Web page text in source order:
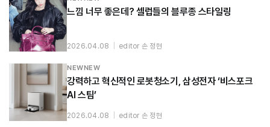
느낌 너무 좋은데? 셀럽들의 블루종 스타일링
2026.04.08 editor 손 정현
NEWNEW
강력하고 혁신적인 로봇청소기, 삼성전자 ‘비스포크
AI 스팀’
2026.04.08 editor 손 정현